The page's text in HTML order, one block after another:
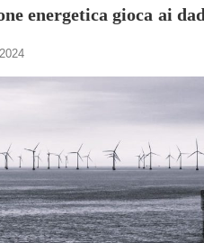
energetica gioca ai